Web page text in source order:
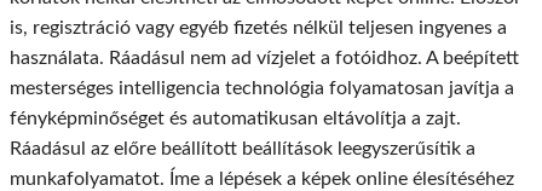
is, regisztráció vagy egyéb fizetés nélkül teljesen ingyenes a
használata. Ráadásul nem ad vízjelet a fotóidhoz. A beépített
mesterséges intelligencia technológia folyamatosan javítja a
fényképminőséget és automatikusan eltávolítja a zajt.
Ráadásul az előre beállított beállítások leegyszerűsítik a
munkafolyamatot. Íme a lépések a képek online élesítéséhez